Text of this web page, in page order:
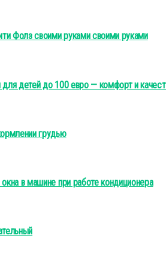
Фолз своими руками своими руками
для детей до 100 евро — комфорт и
грудью
в машине при работе кондиционера